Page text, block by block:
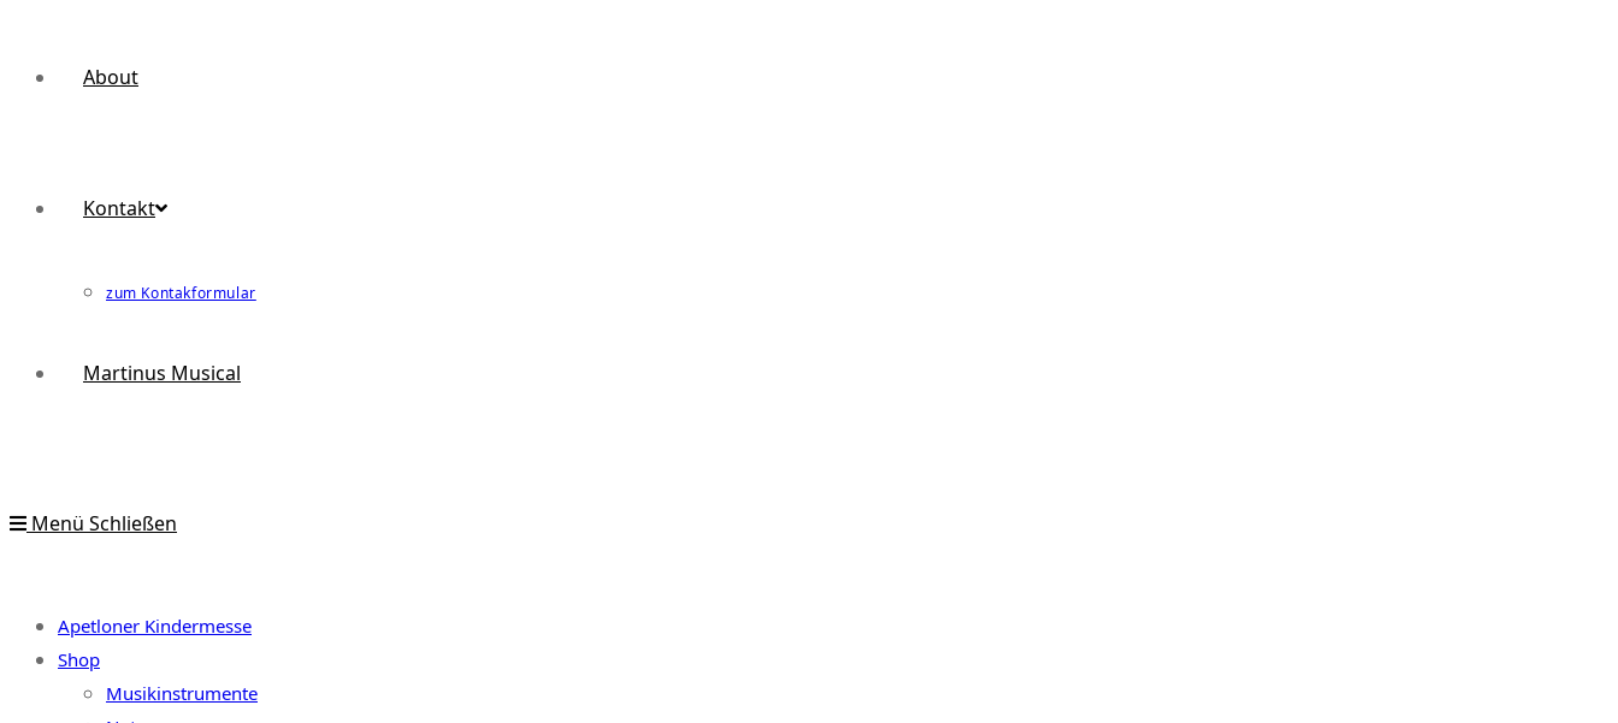
About
Kontakt
zum Kontakformular
Martinus Musical
Menü Schließen
Apetloner Kindermesse
Shop
Musikinstrumente